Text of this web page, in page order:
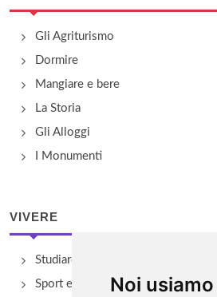
Noi
Gli Agriturismo
Dormire
Mangiare e bere
La Storia
Gli Alloggi
I Monumenti
VIVERE
Studiare
Sport e Benessere